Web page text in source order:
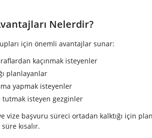
Nelerdir?
için önemli avantajlar sunar:
kaçınmak isteyenler
planlayanlar
yapmak isteyenler
tutmak isteyen gezginler
vize başvuru süreci ortadan kalktığı için
kısalır.